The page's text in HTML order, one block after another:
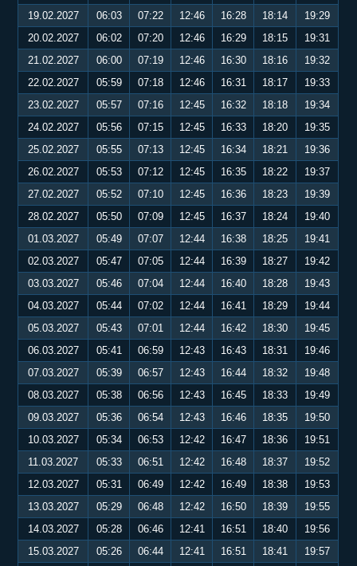
19.02.2027
06:03 07:22 12:46 16:28 18:14
19:29
20.02.2027
06:02 07:20 12:46 16:29 18:15
19:31
21.02.2027
06:00 07:19 12:46 16:30 18:16
19:32
22.02.2027
05:59 07:18 12:46 16:31 18:17
19:33
23.02.2027
05:57 07:16 12:45 16:32 18:18
19:34
24.02.2027
05:56 07:15 12:45 16:33 18:20
19:35
25.02.2027
05:55 07:13 12:45 16:34 18:21
19:36
26.02.2027
05:53 07:12 12:45 16:35 18:22
19:37
27.02.2027
05:52 07:10 12:45 16:36 18:23
19:39
28.02.2027
05:50 07:09 12:45 16:37 18:24
19:40
01.03.2027
05:49 07:07 12:44 16:38 18:25
19:41
02.03.2027
05:47 07:05 12:44 16:39 18:27
19:42
03.03.2027
05:46 07:04 12:44 16:40 18:28
19:43
04.03.2027
05:44 07:02 12:44 16:41 18:29
19:44
05.03.2027
05:43 07:01 12:44 16:42 18:30
19:45
06.03.2027
05:41 06:59 12:43 16:43 18:31
19:46
07.03.2027
05:39 06:57 12:43 16:44 18:32
19:48
08.03.2027
05:38 06:56 12:43 16:45 18:33
19:49
09.03.2027
05:36 06:54 12:43 16:46 18:35
19:50
10.03.2027
05:34 06:53 12:42 16:47 18:36
19:51
11.03.2027
05:33 06:51 12:42 16:48 18:37
19:52
12.03.2027
05:31 06:49 12:42 16:49 18:38
19:53
13.03.2027
05:29 06:48 12:42 16:50 18:39
19:55
14.03.2027
05:28 06:46 12:41 16:51 18:40
19:56
15.03.2027
05:26 06:44 12:41 16:51 18:41
19:57